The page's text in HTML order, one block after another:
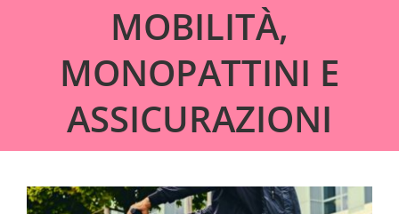
MOBILITÀ,
MONOPATTINI E
ASSICURAZIONI